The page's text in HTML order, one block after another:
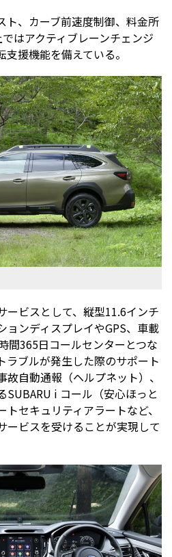
ト、カーブ前速度制御、料金所
はアクティブレーンチェンジ
援機能を備えている。
ービスとして、縦型11.6インチ
ョンディスプレイやGPS、車載
間365日コールセンターとつな
ラブルが発生した際のサポート
自動通報（ヘルプネット）、
SUBARU i コール（安心ほっと
セキュリティアラートなど、
ービスを受けることが実現して